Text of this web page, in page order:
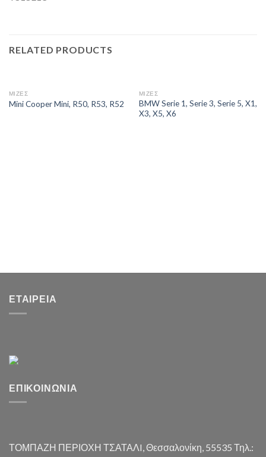
RELATED PRODUCTS
ΜΙΖΕΣ
Mini Cooper Mini, R50, R53, R52
ΜΙΖΕΣ
BMW Serie 1, Serie 3, Serie 5, X1,
X3, X5, X6
ΕΤΑΙΡΕΊΑ
ΕΠΙΚΟΙΝΩΝΊΑ
ΤΟΜΠΑΖΗ ΠΕΡΙΟΧΗ ΤΣΑΤΑΛI, Θεσσαλονίκη, 55535 Τηλ.: